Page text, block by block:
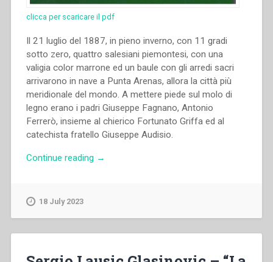
clicca per scaricare il pdf
Il 21 luglio del 1887, in pieno inverno, con 11 gradi
sotto zero, quattro salesiani piemontesi, con una
valigia color marrone ed un baule con gli arredi sacri
arrivarono in nave a Punta Arenas, allora la città più
meridionale del mondo. A mettere piede sul molo di
legno erano i padri Giuseppe Fagnano, Antonio
Ferrerò, insieme al chierico Fortunato Griffa ed al
catechista fratello Giuseppe Audisio.
Continue reading “Nicola
→
18 July 2023